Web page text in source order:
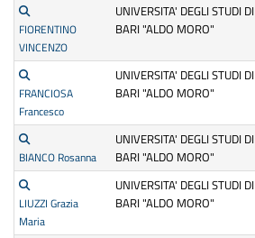
FIORENTINO
VINCENZO
UNIVERSITA' DEGLI STUDI DI
BARI "ALDO MORO"
FRANCIOSA
Francesco
UNIVERSITA' DEGLI STUDI DI
BARI "ALDO MORO"
BIANCO Rosanna
UNIVERSITA' DEGLI STUDI DI
BARI "ALDO MORO"
LIUZZI Grazia
Maria
UNIVERSITA' DEGLI STUDI DI
BARI "ALDO MORO"